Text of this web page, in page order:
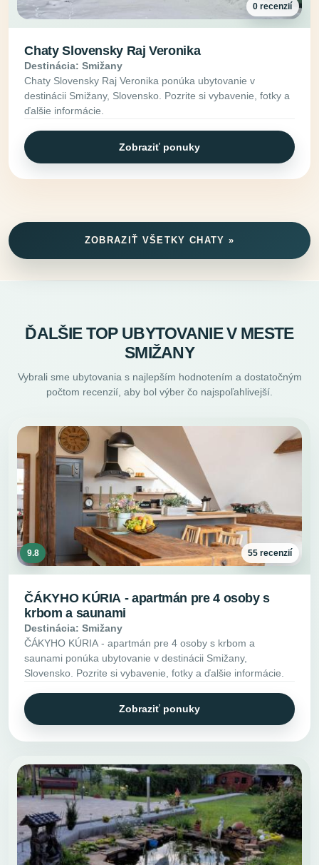
0 recenzií
Chaty Slovensky Raj Veronika
Destinácia: Smižany
Chaty Slovensky Raj Veronika ponúka ubytovanie v
destinácii Smižany, Slovensko. Pozrite si vybavenie, fotky a
ďalšie informácie.
Zobraziť ponuky
ZOBRAZIŤ VŠETKY CHATY »
ĎALŠIE TOP UBYTOVANIE V MESTE
SMIŽANY
Vybrali sme ubytovania s najlepším hodnotením a dostatočným
počtom recenzií, aby bol výber čo najspoľahlivejší.
9.8 55 recenzií
ČÁKYHO KÚRIA - apartmán pre 4 osoby s
krbom a saunami
Destinácia: Smižany
ČÁKYHO KÚRIA - apartmán pre 4 osoby s krbom a
saunami ponúka ubytovanie v destinácii Smižany,
Slovensko. Pozrite si vybavenie, fotky a ďalšie informácie.
Zobraziť ponuky